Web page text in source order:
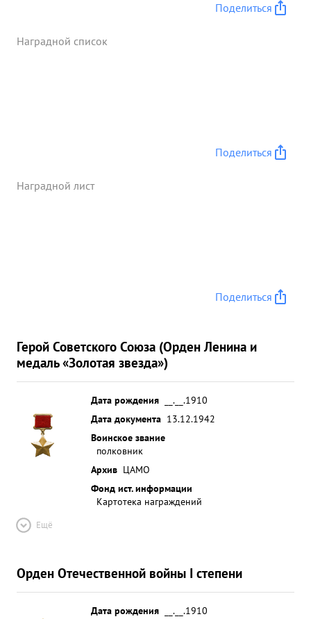
Поделиться
Наградной список
Поделиться
Наградной лист
Поделиться
Герой Советского Союза (Орден Ленина и
медаль «Золотая звезда»)
Дата рождения
__.__.1910
Дата документа 13.12.1942
Воинское звание
полковник
Архив ЦАМО
Фонд ист. информации
Картотека награждений
Ещё
Орден Отечественной войны I степени
Дата рождения
__.__.1910